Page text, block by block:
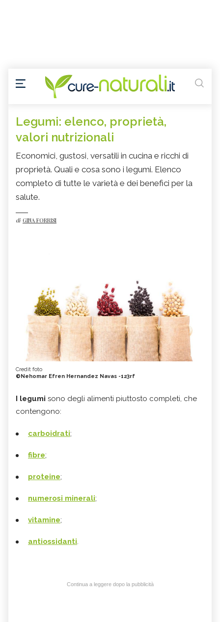
Legumi: elenco, proprietà,
valori nutrizionali
Economici, gustosi, versatili in cucina e ricchi di
proprietà. Quali e cosa sono i legumi. Elenco
completo di tutte le varietà e dei benefici per la
salute.
di GINA FORRISI
Credit foto
©Nehomar Efren Hernandez Navas -123rf
I legumi sono degli alimenti piuttosto completi, che
contengono:
carboidrati;
fibre;
proteine;
numerosi minerali;
vitamine;
antiossidanti.
Continua a leggere dopo la pubblicità